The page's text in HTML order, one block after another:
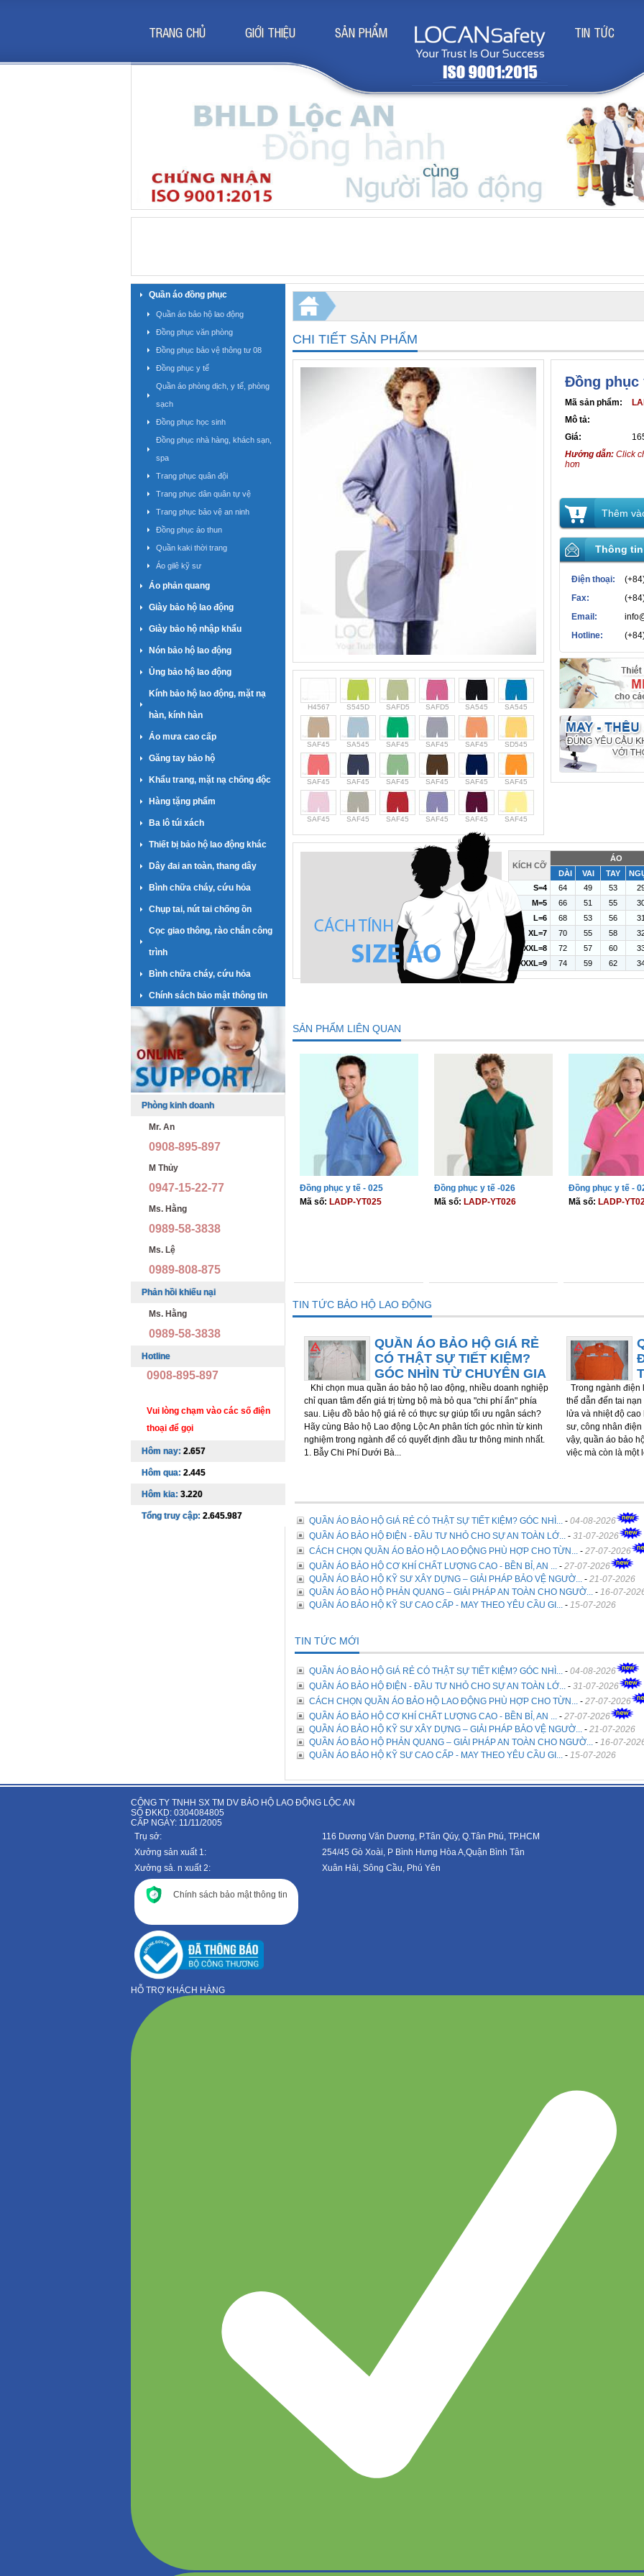
TRANG CHỦ GIỚI THIỆU SẢN PHẨM TIN TỨC
CHI TIẾT SẢN PHẨM
H4567 S545D SAFD5 SAFD5 SA545 SA545
SAF45 SA545 SAF45 SAF45 SAF45 SD545
SAF45 SAF45 SAF45 SAF45 SAF45 SAF45
SAF45 SAF45 SAF45 SAF45 SAF45 SAF45
Đồng phục
Mã sản phẩm:
Mô tả:
Giá:
Hướng dẫn: Click
hơn
Thêm
Thông
Điện thoại:
Fax:
Email:
Hotline:
KÍCH CỠ
ÁO
DÀI
VAI TAY
S=4
64 49 53
M=5
66 51 55
L=6
68 53 56
XL=7
70 55 58
XXL=8
72 57 60
XXXL=9
74 59 62
SẢN PHẨM LIÊN QUAN
Đồng phục y tế - 025
Mã số: LADP-YT025
Đồng phục y tế -026
Mã số: LADP-YT026
Đồng phục y tế -
Mã số: LADP-
TIN TỨC BẢO HỘ LAO ĐỘNG
QUẦN ÁO BẢO HỘ GIÁ RẺ
CÓ THẬT SỰ TIẾT KIỆM?
GÓC NHÌN TỪ CHUYÊN GIA
Khi chọn mua quần áo bảo hộ lao động, nhiều doanh nghiệp
chỉ quan tâm đến giá trị từng bộ mà bỏ qua "chi phí ẩn" phía
sau. Liệu đồ bảo hộ giá rẻ có thực sự giúp tối ưu ngân sách?
Hãy cùng Bảo hộ Lao động Lộc An phân tích góc nhìn từ kinh
nghiệm trong ngành để có quyết định đầu tư thông minh nhất.
1. Bẫy Chi Phí Dưới Bà...
Trong ngành điện
thể dẫn đến tai
lửa và nhiệt độ
sư, công nhân
vậy, quần áo bảo
việc mà còn là một
QUẦN ÁO BẢO HỘ GIÁ RẺ CÓ THẬT SỰ TIẾT KIỆM? GÓC NHÌ... - 04-08-2026
QUẦN ÁO BẢO HỘ ĐIỆN - ĐẦU TƯ NHỎ CHO SỰ AN TOÀN LỚ... - 31-07-2026
CÁCH CHỌN QUẦN ÁO BẢO HỘ LAO ĐỘNG PHÙ HỢP CHO TỪN... - 27-07-2026
QUẦN ÁO BẢO HỘ CƠ KHÍ CHẤT LƯỢNG CAO - BỀN BỈ, AN ... - 27-07-2026
QUẦN ÁO BẢO HỘ KỸ SƯ XÂY DỰNG – GIẢI PHÁP BẢO VỆ NGƯỜ... - 21-07-2026
QUẦN ÁO BẢO HỘ PHẢN QUANG – GIẢI PHÁP AN TOÀN CHO NGƯỜ... - 16-07-
QUẦN ÁO BẢO HỘ KỸ SƯ CAO CẤP - MAY THEO YÊU CẦU GI... - 15-07-2026
TIN TỨC MỚI
QUẦN ÁO BẢO HỘ GIÁ RẺ CÓ THẬT SỰ TIẾT KIỆM? GÓC NHÌ... - 04-08-2026
QUẦN ÁO BẢO HỘ ĐIỆN - ĐẦU TƯ NHỎ CHO SỰ AN TOÀN LỚ... - 31-07-2026
CÁCH CHỌN QUẦN ÁO BẢO HỘ LAO ĐỘNG PHÙ HỢP CHO TỪN... - 27-07-2026
QUẦN ÁO BẢO HỘ CƠ KHÍ CHẤT LƯỢNG CAO - BỀN BỈ, AN ... - 27-07-2026
QUẦN ÁO BẢO HỘ KỸ SƯ XÂY DỰNG – GIẢI PHÁP BẢO VỆ NGƯỜ... - 21-07-2026
QUẦN ÁO BẢO HỘ PHẢN QUANG – GIẢI PHÁP AN TOÀN CHO NGƯỜ... - 16-07-
QUẦN ÁO BẢO HỘ KỸ SƯ CAO CẤP - MAY THEO YÊU CẦU GI... - 15-07-2026
Quần áo đồng phục
Quần áo bảo hộ lao động
Đồng phục văn phòng
Đồng phục bảo vệ thông tư 08
Đồng phục y tế
Quần áo phòng dịch, y tế, phòng
sạch
Đồng phục học sinh
Đồng phục nhà hàng, khách sạn,
spa
Trang phục quân đội
Trang phục dân quân tự vệ
Trang phục bảo vệ an ninh
Đồng phục áo thun
Quần kaki thời trang
Áo gilê kỹ sư
Áo phản quang
Giày bảo hộ lao động
Giày bảo hộ nhập khẩu
Nón bảo hộ lao động
Ủng bảo hộ lao động
Kính bảo hộ lao động, mặt nạ
hàn, kính hàn
Áo mưa cao cấp
Găng tay bảo hộ
Khẩu trang, mặt nạ chống độc
Hàng tặng phẩm
Ba lô túi xách
Thiết bị bảo hộ lao động khác
Dây đai an toàn, thang dây
Bình chữa cháy, cứu hỏa
Chụp tai, nút tai chống ồn
Cọc giao thông, rào chắn công
trình
Bình chữa cháy, cứu hỏa
Chính sách bảo mật thông tin
Phòng kinh doanh
Mr. An
0908-895-897
M Thủy
0947-15-22-77
Ms. Hằng
0989-58-3838
Ms. Lệ
0989-808-875
Phản hồi khiếu nại
Ms. Hằng
0989-58-3838
Hotline
0908-895-897
Vui lòng chạm vào các số điện
thoại để gọi
Hôm nay: 2.657
Hôm qua: 2.445
Hôm kia: 3.220
Tổng truy cập: 2.645.987
CÔNG TY TNHH SX TM DV BẢO HỘ LAO ĐỘNG LỘC AN
SỐ ĐKKD: 0304084805
CẤP NGÀY: 11/11/2005
Trụ sở:
116 Dương Văn Dương, P.Tân Qúy, Q.Tân Phú, TP.HCM
Xưởng sản xuất 1:
254/45 Gò Xoài, P Bình Hưng Hòa A,Quận Bình Tân
Xưởng sả. n xuất 2:
Xuân Hải, Sông Cầu, Phú Yên
Chính sách bảo mật thông tin
HỖ TRỢ KHÁCH HÀNG